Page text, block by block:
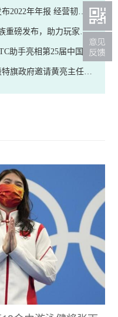
年年报 经营韧性持续提升
助力玩家「玩出内力 再来亿把」
第25届中国高速公路信息化大会
请黄亮主任前往参观考察工业园区